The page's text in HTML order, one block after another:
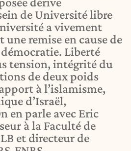
de Université libre
a vivement
une remise en cause de
Liberté
tension, intégrité du
de deux poids
à l’islamisme,
d’Israël,
en parle avec Eric
à la Faculté de
et directeur de